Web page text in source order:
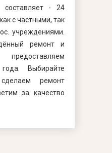
составляет - 24
с частными, так
учреждениями.
ремонт и
Выбирайте
ремонт
за качество